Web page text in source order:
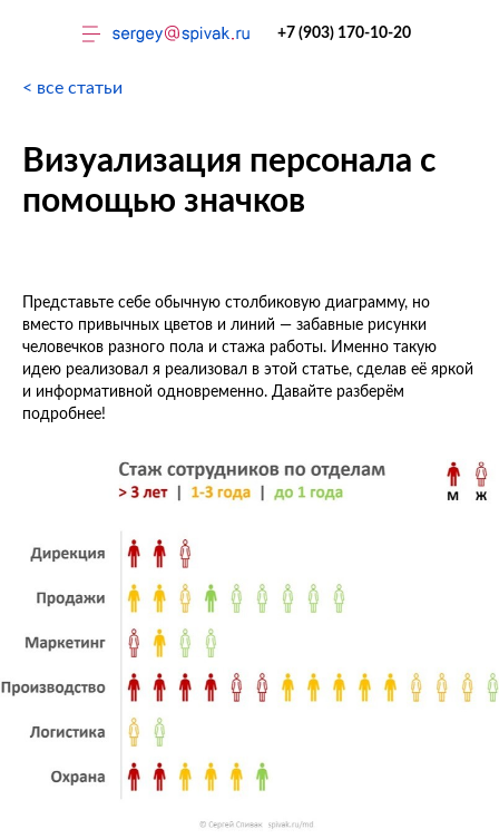
+7 (903) 170-10-20
< все статьи
Визуализация персонала с
помощью значков
Представьте себе обычную столбиковую диаграмму, но
вместо привычных цветов и линий — забавные рисунки
человечков разного пола и стажа работы. Именно такую
идею реализовал я реализовал в этой статье, сделав её яркой
и информативной одновременно. Давайте разберём
подробнее!